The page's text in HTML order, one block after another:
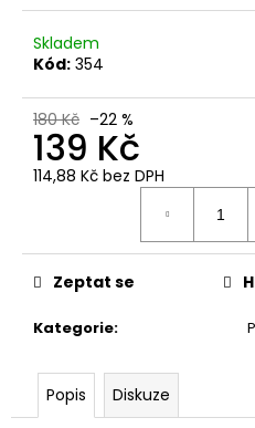
Skladem
Kód: 354
180 Kč –22 %
139 Kč
114,88 Kč bez DPH
Kategorie:
Zeptat se
Popis Diskuze
D
o
p
u
e
m
NÁHRDELNÍK